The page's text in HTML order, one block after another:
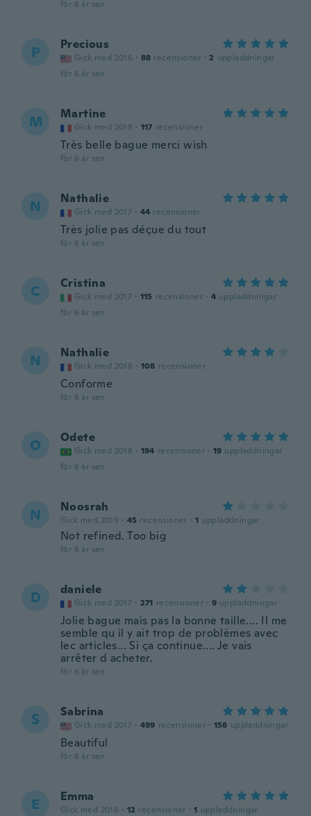
för 6 år sen
P Precious
Gick med 2016 · 88 recensioner · 2 uppladdningar
för 6 år sen
M Martine
Gick med 2019 · 117 recensioner
Très belle bague merci wish
för 6 år sen
N Nathalie
Gick med 2017 · 44 recensioner
Très jolie pas déçue du tout
för 6 år sen
C Cristina
Gick med 2017 · 115 recensioner · 4 uppladdningar
för 6 år sen
N Nathalie
Gick med 2018 · 108 recensioner
Conforme
för 6 år sen
O Odete
Gick med 2018 · 194 recensioner · 19 uppladdningar
för 6 år sen
N Noosrah
Gick med 2019 · 45 recensioner · 1 uppladdningar
Not refined. Too big
för 6 år sen
D daniele
Gick med 2017 · 271 recensioner · 9 uppladdningar
Jolie bague mais pas la bonne taille.... Il me
semble qu il y ait trop de problèmes avec
lec articles... Si ça continue.... Je vais
arrêter d acheter.
för 6 år sen
S Sabrina
Gick med 2017 · 499 recensioner · 158 uppladdningar
Beautiful
för 6 år sen
E Emma
Gick med 2016 · 12 recensioner · 1 uppladdningar